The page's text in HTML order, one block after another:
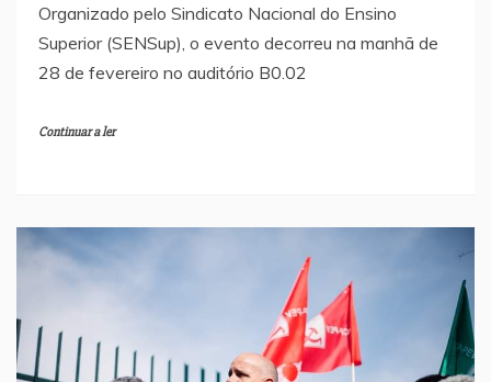
Organizado pelo Sindicato Nacional do Ensino
Superior (SENSup), o evento decorreu na manhã de
28 de fevereiro no auditório B0.02
Continuar a ler